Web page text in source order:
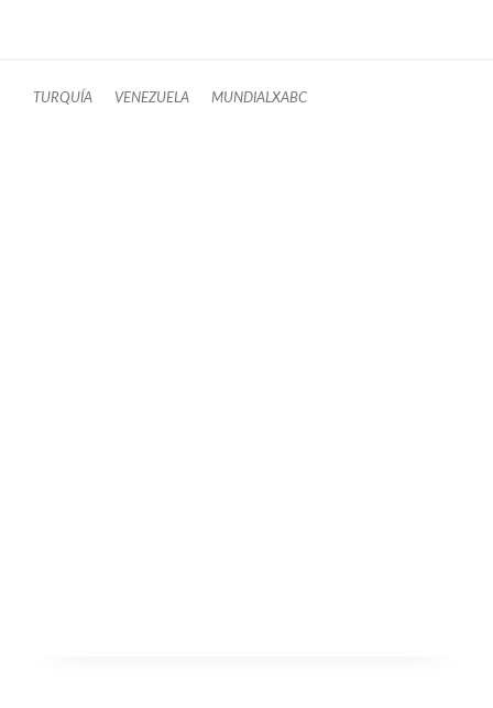
TURQUÍA VENEZUELA MUNDIALXABC